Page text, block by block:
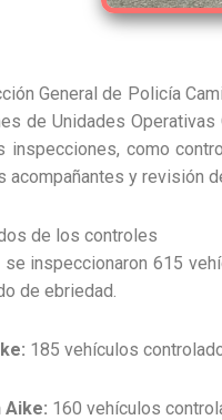
General de Policía
de Unidades
inspecciones, como
acompañantes y revisión
de los controles
se inspeccionaron 615
de ebriedad.
185 vehículos
Aike: 160 vehículos